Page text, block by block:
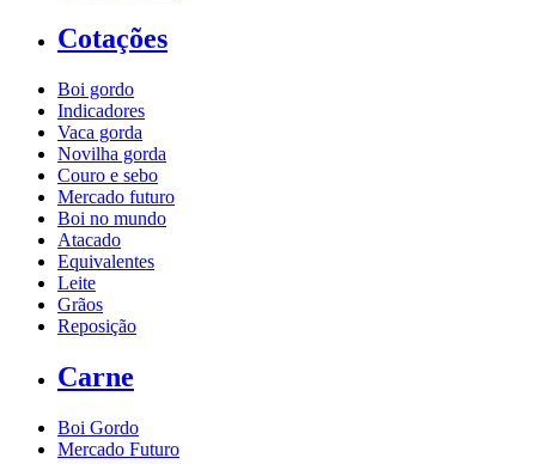
Cotações
Boi gordo
Indicadores
Vaca gorda
Novilha gorda
Couro e sebo
Mercado futuro
Boi no mundo
Atacado
Equivalentes
Leite
Grãos
Reposição
Carne
Boi Gordo
Mercado Futuro